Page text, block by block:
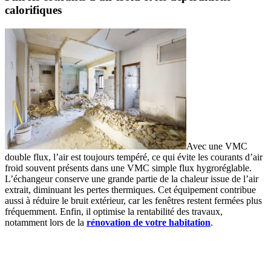
calorifiques
Avec une VMC
double flux, l’air est toujours tempéré, ce qui évite les courants d’air
froid souvent présents dans une VMC simple flux hygroréglable.
L’échangeur conserve une grande partie de la chaleur issue de l’air
extrait, diminuant les pertes thermiques. Cet équipement contribue
aussi à réduire le bruit extérieur, car les fenêtres restent fermées plus
fréquemment. Enfin, il optimise la rentabilité des travaux,
notamment lors de la rénovation de votre habitation.